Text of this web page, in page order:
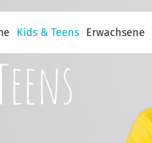
Kids & Teens Erwachsene